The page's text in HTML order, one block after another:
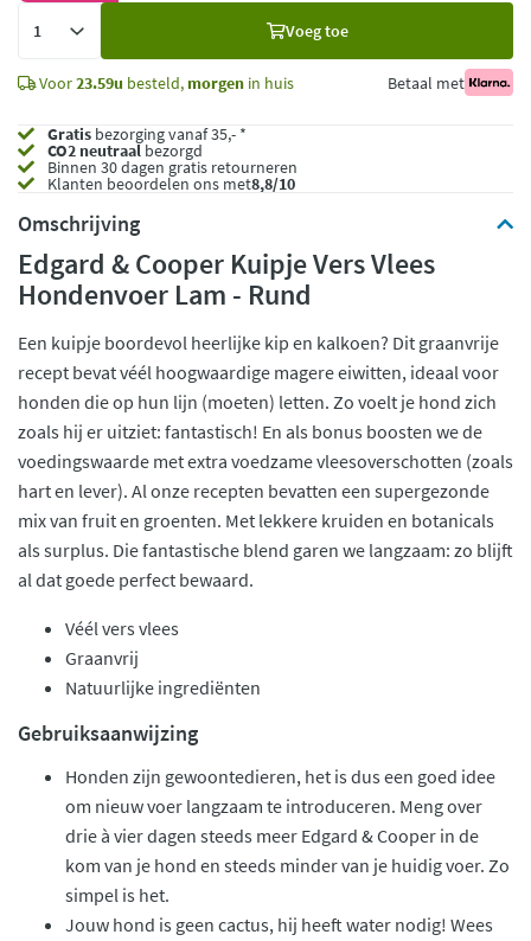
Voeg toe
Voor23.59u besteld, morgen in huis Betaal met
Gratis bezorging vanaf 35,- *
CO2 neutraalbezorgd
Binnen 30 dagen gratis retourneren
Klanten beoordelen ons met8,8/10
Omschrijving
Edgard & Cooper Kuipje Vers Vlees
Hondenvoer Lam - Rund
Een kuipje boordevol heerlijke kip en kalkoen? Dit graanvrije
recept bevat véél hoogwaardige magere eiwitten, ideaal voor
honden die op hun lijn (moeten) letten. Zo voelt je hond zich
zoals hij er uitziet: fantastisch! En als bonus boosten we de
voedingswaarde met extra voedzame vleesoverschotten (zoals
hart en lever). Al onze recepten bevatten een supergezonde
mix van fruit en groenten. Met lekkere kruiden en botanicals
als surplus. Die fantastische blend garen we langzaam: zo blijft
al dat goede perfect bewaard.
Véél vers vlees
Graanvrij
Natuurlijke ingrediënten
Gebruiksaanwijzing
Honden zijn gewoontedieren, het is dus een goed idee
om nieuw voer langzaam te introduceren. Meng over
drie à vier dagen steeds meer Edgard & Cooper in de
kom van je hond en steeds minder van je huidig voer. Zo
simpel is het.
Jouw hond is geen cactus, hij heeft water nodig! Wees